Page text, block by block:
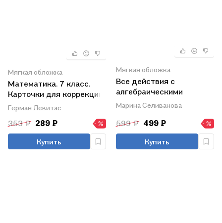
Мягкая обложка
Математика. 7 класс.
Карточки для коррекции
знаний
Герман Левитас
353 ₽ 289 ₽
Купить
Мягкая обложка
Все действия с
алгебраическими
дробями. 7 класс.
Тренировочные задания
и самостоятельные
работы с ответами
Марина Селиванова
599 ₽ 499 ₽
Купить